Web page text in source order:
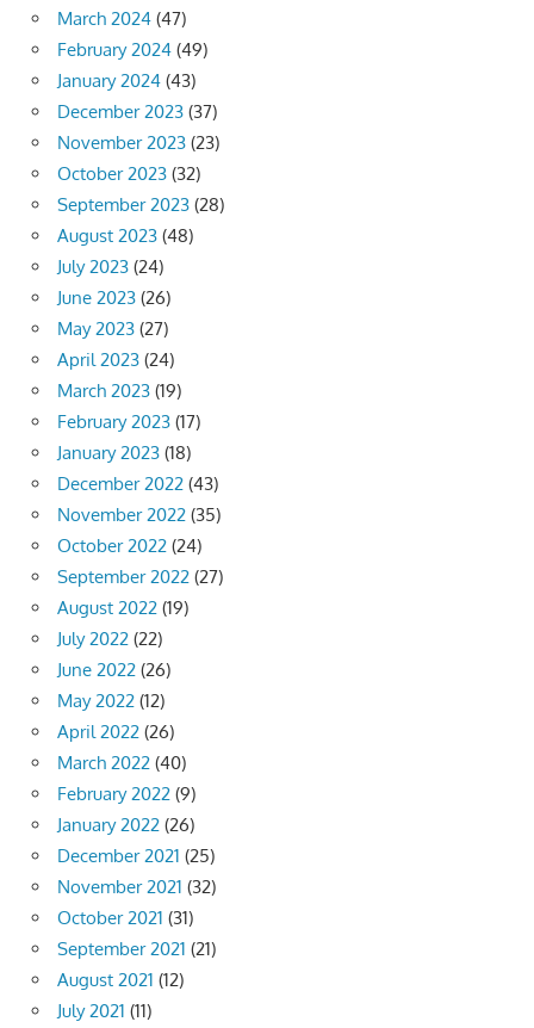
March 2024 (47)
February 2024 (49)
January 2024 (43)
December 2023 (37)
November 2023 (23)
October 2023 (32)
September 2023 (28)
August 2023 (48)
July 2023 (24)
June 2023 (26)
May 2023 (27)
April 2023 (24)
March 2023 (19)
February 2023 (17)
January 2023 (18)
December 2022 (43)
November 2022 (35)
October 2022 (24)
September 2022 (27)
August 2022 (19)
July 2022 (22)
June 2022 (26)
May 2022 (12)
April 2022 (26)
March 2022 (40)
February 2022 (9)
January 2022 (26)
December 2021 (25)
November 2021 (32)
October 2021 (31)
September 2021 (21)
August 2021 (12)
July 2021 (11)